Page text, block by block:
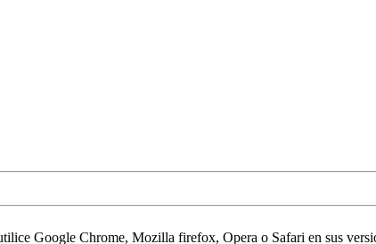
Google Chrome, Mozilla firefox, Opera o Safari en sus